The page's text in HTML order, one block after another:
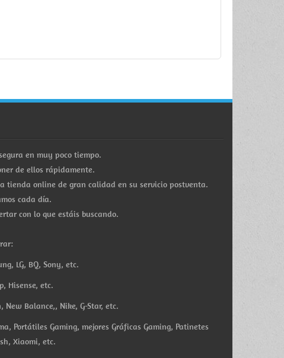
en muy poco tiempo.
de ellos rápidamente.
tienda online de gran calidad en su servicio postventa.
cada día.
con lo que estáis buscando.
LG, BQ, Sony, etc.
Hisense, etc.
Balance,, Nike, G-Star, etc.
Portátiles Gaming, mejores Gráficas Gaming, Patinetes
Xiaomi, etc.